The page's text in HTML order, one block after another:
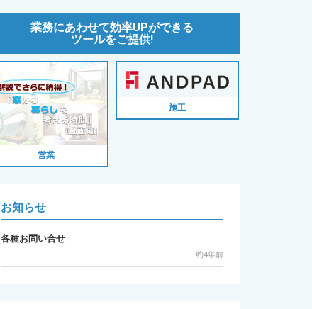
業務にあわせて効率UPができる
ツールをご提供!
営業
施工
お知らせ
各種お問い合せ
約4年前